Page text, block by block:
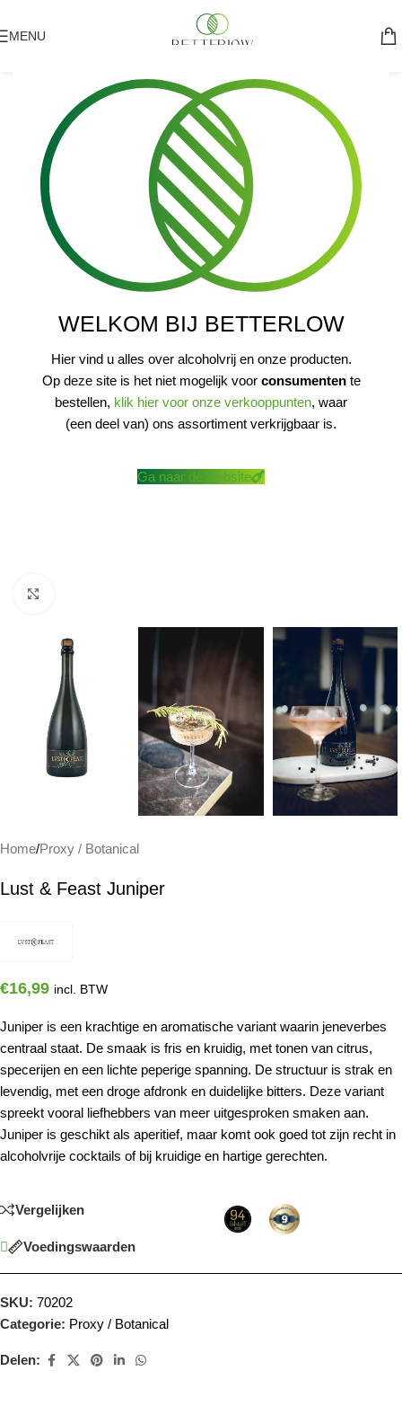
WELKOM BIJ BETTERLOW
Hier vind u alles over alcoholvrij en onze producten.
Op deze site is het niet mogelijk voor consumentente
bestellen, klik hier voor onze verkooppunten, waar
(een deel van) ons assortiment verkrijgbaar is.
Ga naar de website
MENU
Home/Proxy / Botanical
Lust & Feast Juniper
€16,99 incl. BTW
Juniper is een krachtige en aromatische variant waarin jeneverbes
centraal staat. De smaak is fris en kruidig, met tonen van citrus,
specerijen en een lichte peperige spanning. De structuur is strak en
levendig, met een droge afdronk en duidelijke bitters. Deze variant
spreekt vooral liefhebbers van meer uitgesproken smaken aan.
Juniper is geschikt als aperitief, maar komt ook goed tot zijn recht in
alcoholvrije cocktails of bij kruidige en hartige gerechten.
Vergelijken
Voedingswaarden
SKU: 70202
Categorie: Proxy / Botanical
Delen: